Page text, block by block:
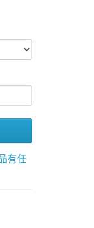
有任